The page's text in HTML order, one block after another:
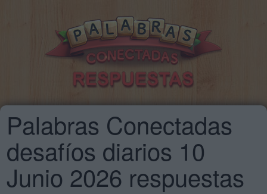
Palabras Conectadas
desafíos diarios 10
Junio 2026 respuestas